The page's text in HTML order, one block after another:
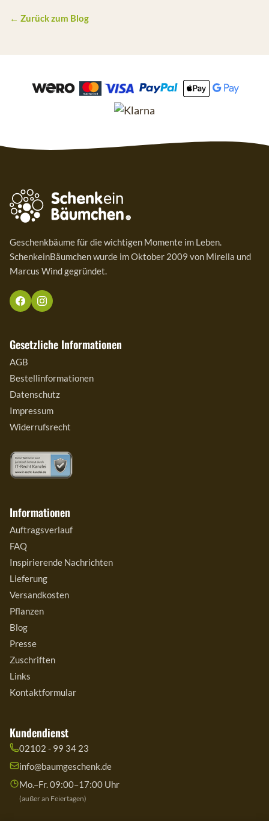
← Zurück zum Blog
Geschenkbäume für die wichtigen Momente im Leben.
SchenkeinBäumchen wurde im Oktober 2009 von Mirella und
Marcus Wind gegründet.
Gesetzliche Informationen
AGB
Bestellinformationen
Datenschutz
Impressum
Widerrufsrecht
Informationen
Auftragsverlauf
FAQ
Inspirierende Nachrichten
Lieferung
Versandkosten
Pflanzen
Blog
Presse
Zuschriften
Links
Kontaktformular
Kundendienst
02102 - 99 34 23
info@baumgeschenk.de
Mo.–Fr. 09:00–17:00 Uhr
(außer an Feiertagen)